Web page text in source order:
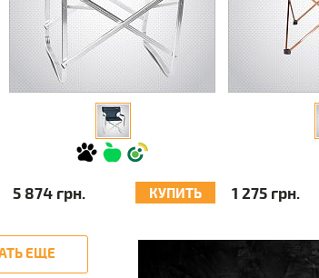
5 874 грн. КУПИТЬ 1 275 грн.
ЕЩЕ